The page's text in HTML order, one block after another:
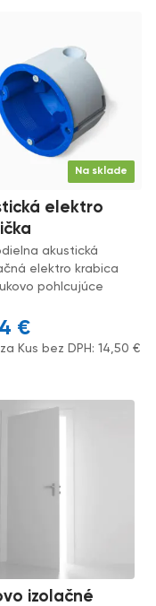
Na sklade
elektro
akustická
elektro krabica
pohlcujúce
€
Kus bez DPH:14,50€
izolačné